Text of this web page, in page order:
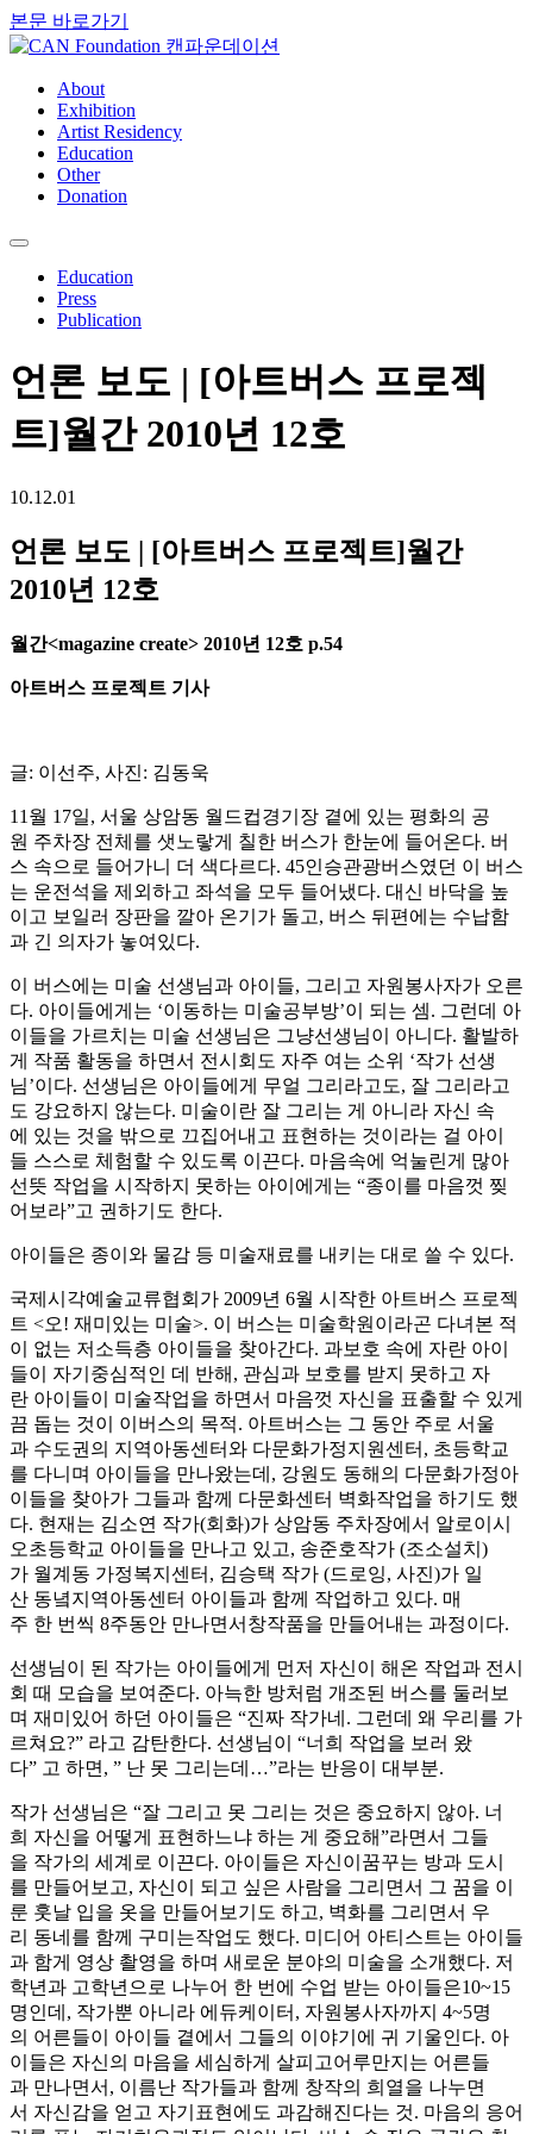
본문 바로가기
About
Exhibition
Artist Residency
Education
Other
Donation
Education
Press
Publication
언론 보도 | [아트버스 프로젝
트]월간2010년 12호
10.12.01
언론 보도 | [아트버스 프로젝트]월간
2010년 12호
월간<magazine create> 2010년 12호 p.54
아트버스 프로젝트 기사
글: 이선주, 사진: 김동욱
11월 17일, 서울 상암동 월드컵경기장 곁에 있는 평화의 공
원 주차장 전체를 샛노랗게 칠한 버스가 한눈에 들어온다. 버
스 속으로 들어가니 더 색다르다. 45인승관광버스였던 이 버스
는 운전석을 제외하고 좌석을 모두 들어냈다. 대신 바닥을 높
이고 보일러 장판을 깔아 온기가 돌고, 버스 뒤편에는 수납함
과 긴 의자가 놓여있다.
이 버스에는 미술 선생님과 아이들, 그리고 자원봉사자가 오른
다. 아이들에게는 ‘이동하는 미술공부방’이 되는 셈. 그런데 아
이들을 가르치는 미술 선생님은 그냥선생님이 아니다. 활발하
게 작품 활동을 하면서 전시회도 자주 여는 소위 ‘작가 선생
님’이다. 선생님은 아이들에게 무얼 그리라고도, 잘 그리라고
도 강요하지 않는다. 미술이란 잘 그리는 게 아니라 자신 속
에 있는 것을 밖으로 끄집어내고 표현하는 것이라는 걸 아이
들 스스로 체험할 수 있도록 이끈다. 마음속에 억눌린게 많아
선뜻 작업을 시작하지 못하는 아이에게는 “종이를 마음껏 찢
어보라”고 권하기도 한다.
아이들은 종이와 물감 등 미술재료를 내키는 대로 쓸 수 있다.
국제시각예술교류협회가 2009년 6월 시작한 아트버스 프로젝
트 <오! 재미있는 미술>. 이 버스는 미술학원이라곤 다녀본 적
이 없는 저소득층 아이들을 찾아간다. 과보호 속에 자란 아이
들이 자기중심적인 데 반해, 관심과 보호를 받지 못하고 자
란 아이들이 미술작업을 하면서 마음껏 자신을 표출할 수 있게
끔 돕는 것이 이버스의 목적. 아트버스는 그 동안 주로 서울
과 수도권의 지역아동센터와 다문화가정지원센터, 초등학교
를 다니며 아이들을 만나왔는데, 강원도 동해의 다문화가정아
이들을 찾아가 그들과 함께 다문화센터 벽화작업을 하기도 했
다. 현재는 김소연 작가(회화)가 상암동 주차장에서 알로이시
오초등학교 아이들을 만나고 있고, 송준호작가 (조소설치)
가 월계동 가정복지센터, 김승택 작가 (드로잉, 사진)가 일
산 동녘지역아동센터 아이들과 함께 작업하고 있다. 매
주 한 번씩 8주동안 만나면서창작품을 만들어내는 과정이다.
선생님이 된 작가는 아이들에게 먼저 자신이 해온 작업과 전시
회 때 모습을 보여준다. 아늑한 방처럼 개조된 버스를 둘러보
며 재미있어 하던 아이들은 “진짜 작가네. 그런데 왜 우리를 가
르쳐요?” 라고 감탄한다. 선생님이 “너희 작업을 보러 왔
다” 고 하면, ” 난 못 그리는데…”라는 반응이 대부분.
작가 선생님은 “잘 그리고 못 그리는 것은 중요하지 않아. 너
희 자신을 어떻게 표현하느냐 하는 게 중요해”라면서 그들
을 작가의 세계로 이끈다. 아이들은 자신이꿈꾸는 방과 도시
를 만들어보고, 자신이 되고 싶은 사람을 그리면서 그 꿈을 이
룬 훗날 입을 옷을 만들어보기도 하고, 벽화를 그리면서 우
리 동네를 함께 구미는작업도 했다. 미디어 아티스트는 아이들
과 함게 영상 촬영을 하며 새로운 분야의 미술을 소개했다. 저
학년과 고학년으로 나누어 한 번에 수업 받는 아이들은10~15
명인데, 작가뿐 아니라 에듀케이터, 자원봉사자까지 4~5명
의 어른들이 아이들 곁에서 그들의 이야기에 귀 기울인다. 아
이들은 자신의 마음을 세심하게 살피고어루만지는 어른들
과 만나면서, 이름난 작가들과 함께 창작의 희열을 나누면
서 자신감을 얻고 자기표현에도 과감해진다는 것. 마음의 응어